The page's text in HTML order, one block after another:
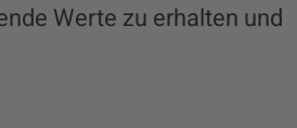
Werte zu erhalten und